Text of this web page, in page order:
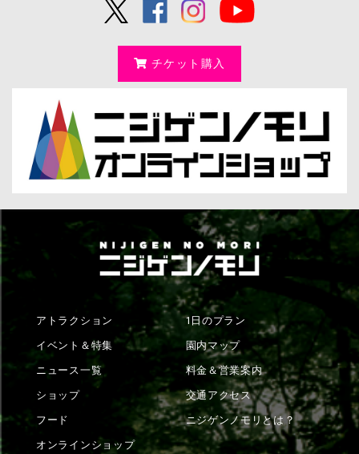
チケット購入
アトラクション
イベント＆特集
ニュース一覧
ショップ
フード
オンラインショップ
1日のプラン
園内マップ
料金＆営業案内
交通アクセス
ニジゲンノモリとは？